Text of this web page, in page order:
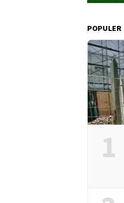
POPULER
1